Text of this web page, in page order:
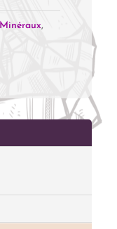
Minéraux,